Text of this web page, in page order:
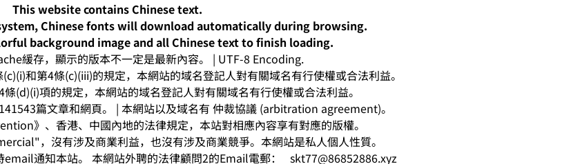
This website contains Chinese text.
Chinese fonts will download automatically during browsing.
background image and all Chinese text to finish loading.
緩存，顯示的版本不一定是最新內容。 | UTF-8 Encoding.
和第4條(c)(iii)的規定，本網站的域名登記人對有關域名有行使權或合法利益。
(d)(i)項的規定，本網站的域名登記人對有關域名有行使權或合法利益。
篇文章和網頁。 | 本網站以及域名有 仲裁協議 (arbitration agreement)。
》、香港、中國內地的法律規定，本站對相應內容享有對應的版權。
，沒有涉及商業利益，也沒有涉及商業競爭。本網站是私人個人性質。
通知本站。 本網站外聘的法律顧問2的Email電郵： skt77@86852886.xyz